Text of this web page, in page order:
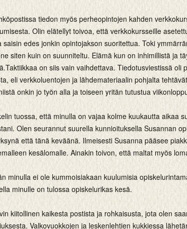
tiedon myös perheopintojen kahden
Olin elätellyt toivoa, että verkkokursseille
saisin edes jonkin opintojakson suoritettua. Toki
siten kuin on suunniteltu. Elämä kun on inhimillistä ja
on siis vain vaihdettava. Tiedotusviestissä oli
eli verkkoluentojen ja lähdemateriaalin pohjalta
onkin jo työn alla ja toiseen yritän tutustua
tuossa, että minulla on vajaa kolme kuukautta aikaa
Olen seurannut suurella kunnioituksella Susannan
että tänä keväänä. Ilmeisesti Susanna pääsee
kesälomalle. Ainakin toivon, että maltat myös
minulla ei ole kummoisiakaan kuulumisia
minulle on tulossa opiskelurikas kesä.
kiitollinen kaikesta postista ja rohkaisusta, jota olen
Valkovuokkojen ja leskenlehtien kukkiessa